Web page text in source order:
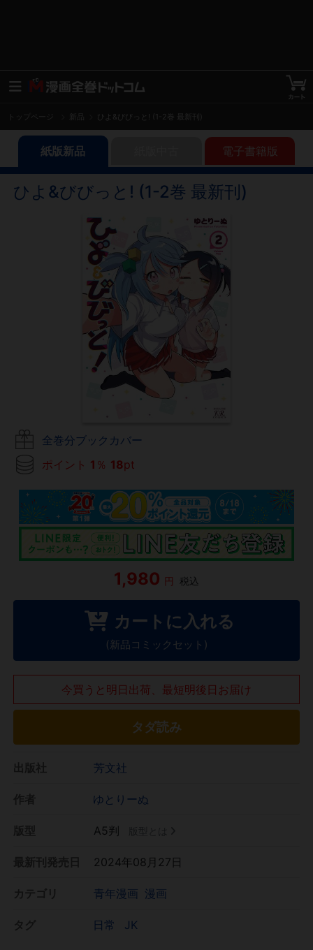
トップページ ひよ&びびっと! (1-2巻 最新刊)
紙版新品 電子書籍版
ひよ&びびっと! (1-2巻 最新刊)
全巻分ブックカバー
ポイント 1 ％ 18pt
1,980 円 税込
カートに入れる
(新品コミックセット)
今買うと明日出荷、最短明後日お届け
タダ読み
芳文社
ゆとりーぬ
A5判
2024年08月27日
青年漫画 漫画
日常 JK